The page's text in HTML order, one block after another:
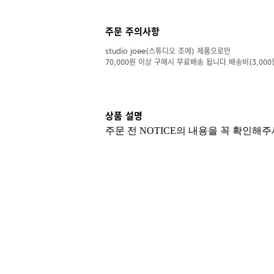
주문 주의사항
studio joee(스튜디오 조에) 제품으로만
70,000원 이상 구매시 무료배송 됩니다.배송비(3,000
상품 설명